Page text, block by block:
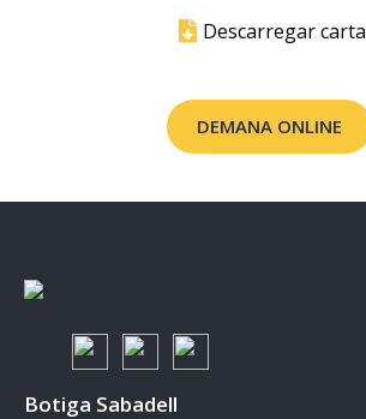
Descarregar carta
DEMANA ONLINE
Botiga Sabadell